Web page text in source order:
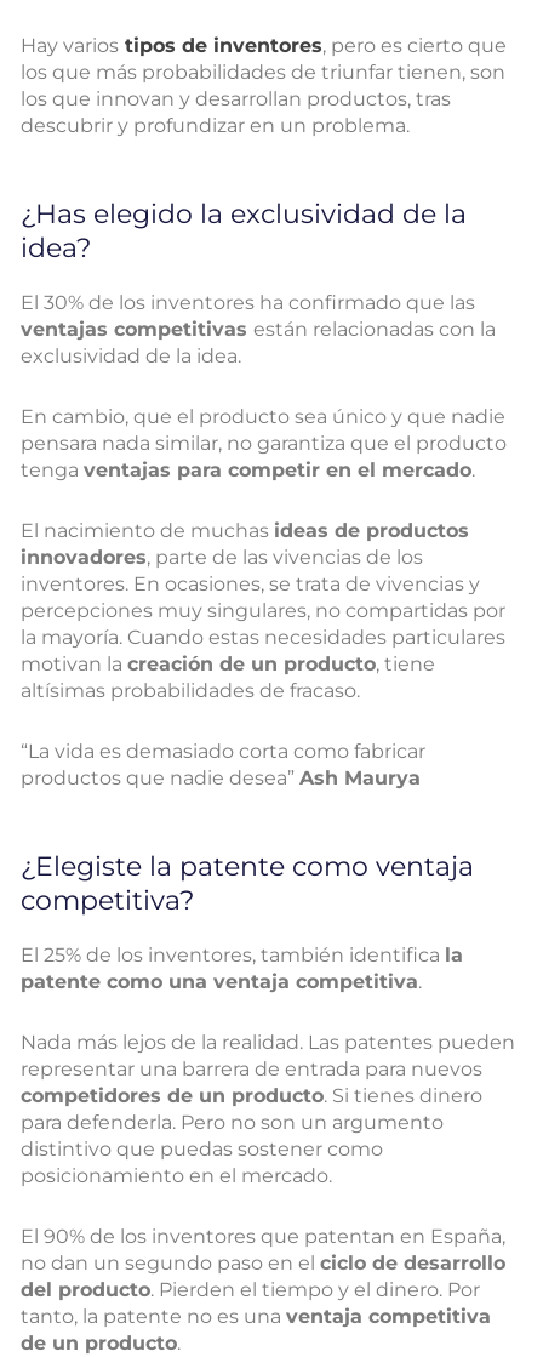
Hay varios tipos de inventores, pero es cierto que
los que más probabilidades de triunfar tienen, son
los que innovan y desarrollan productos, tras
descubrir y profundizar en un problema.
¿Has elegido la exclusividad de la
idea?
El 30% de los inventores ha confirmado que las
ventajas competitivasestán relacionadas con la
exclusividad de la idea.
En cambio, que el producto sea único y que nadie
pensara nada similar, no garantiza que el producto
tengaventajas para competir en el mercado.
El nacimiento de muchas ideas de productos
innovadores, parte de las vivencias de los
inventores. En ocasiones, se trata de vivencias y
percepciones muy singulares, no compartidas por
la mayoría. Cuando estas necesidades particulares
motivan lacreación de un producto, tiene
altísimas probabilidades de fracaso.
“La vida es demasiado corta como fabricar
productos que nadie desea”Ash Maurya
¿Elegiste la patente como ventaja
competitiva?
El 25% de los inventores, también identifica la
patente como una ventaja competitiva.
Nada más lejos de la realidad. Las patentes pueden
representar una barrera de entrada para nuevos
competidores de un producto. Si tienes dinero
para defenderla. Pero no son un argumento
distintivo que puedas sostener como
posicionamiento en el mercado.
El 90% de los inventores que patentan en España,
no dan un segundo paso en elciclo de desarrollo
del producto. Pierden el tiempo y el dinero. Por
tanto, la patente no es unaventaja competitiva
de un producto.